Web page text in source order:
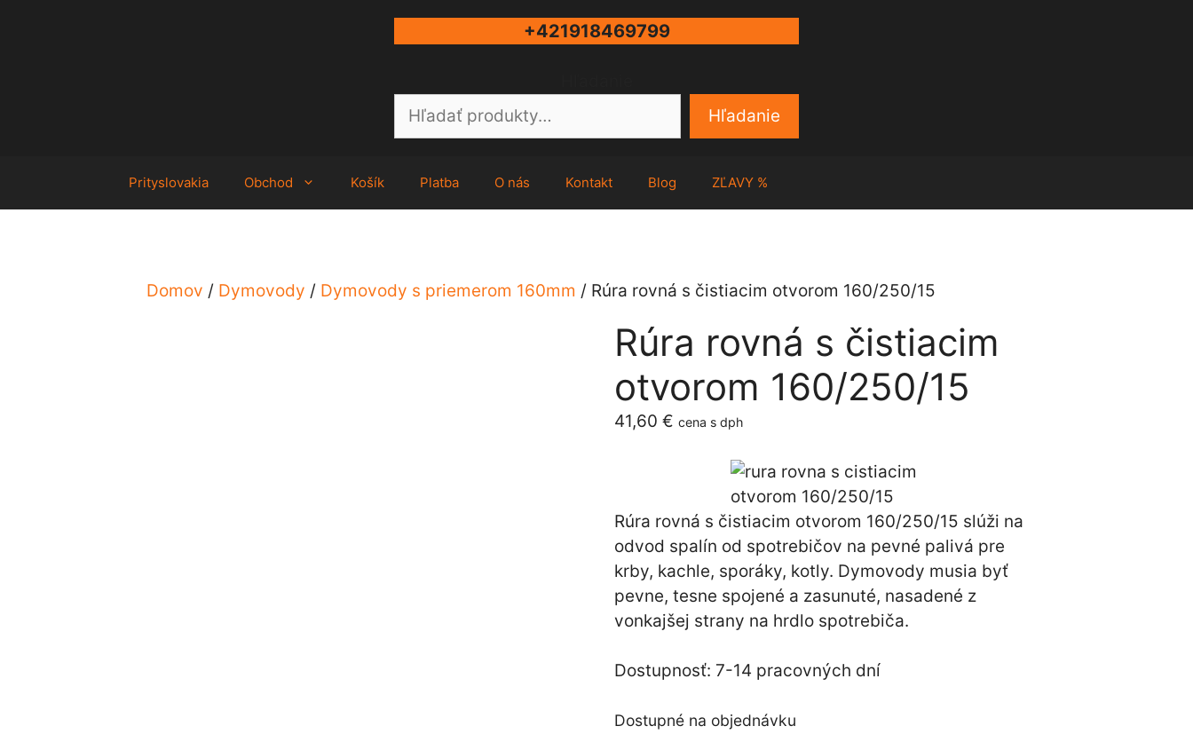
+421918469799
Hľadanie
Prityslovakia Obchod Košík Platba O nás Kontakt Blog ZĽAVY %
Domov / Dymovody / Dymovody s priemerom 160mm / Rúra rovná s čistiacim otvorom 160/250/15
Rúra rovná s čistiacim
otvorom 160/250/15
41,60€ cena s dph
Rúra rovná s čistiacim otvorom 160/250/15 slúži na
odvod spalín od spotrebičov na pevné palivá pre
krby, kachle, sporáky, kotly. Dymovody musia byť
pevne, tesne spojené a zasunuté, nasadené z
vonkajšej strany na hrdlo spotrebiča.
Dostupnosť: 7-14 pracovných dní
Dostupné na objednávku